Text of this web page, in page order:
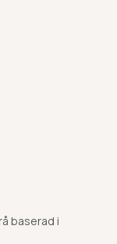
baserad i